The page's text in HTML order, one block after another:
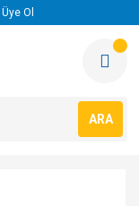
Üye Ol
ARA